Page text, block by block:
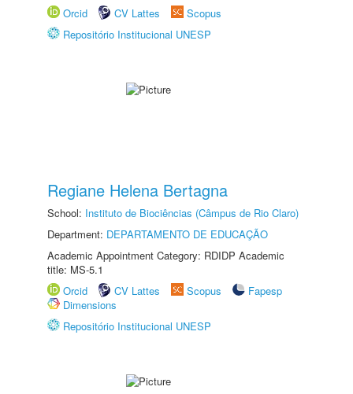
Orcid
CV Lattes
Scopus
Repositório Institucional UNESP
Regiane Helena Bertagna
School: Instituto de Biociências (Câmpus de Rio Claro)
Department: DEPARTAMENTO DE EDUCAÇÃO
Academic Appointment Category: RDIDP Academic
title: MS-5.1
Orcid
CV Lattes Scopus
Fapesp
Dimensions
Repositório Institucional UNESP